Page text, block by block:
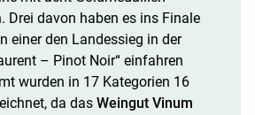
Drei davon haben es ins Finale
einer den Landessieg in der
– Pinot Noir“ einfahren
wurden in 17 Kategorien 16
da das Weingut Vinum